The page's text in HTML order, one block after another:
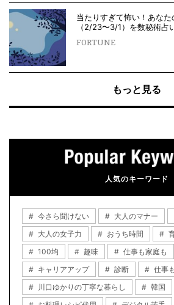
当たりすぎて怖い！あな
（2/23〜3/1）を数秘術占
FORTUNE
もっと見る
人気のキーワード
今さら聞けない 大人のマナー
大人の女子力
おうち時間
100均
趣味 仕事も家庭も
キャリアアップ
診断
仕事
川口ゆかりの丁寧な暮らし
韓国